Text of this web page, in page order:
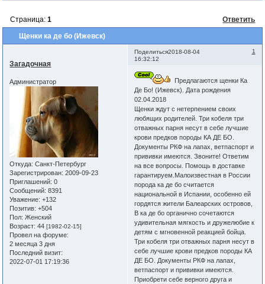
Щенки ка де бо (Ижевск)
Страница: 1 Ответить
Поделиться 1
2018-08-04
16:32:12
Загадочная
Администратор
Откуда: Санкт-Петербург
Зарегистрирован: 2009-09-23
Приглашений: 0
Сообщений: 8391
Уважение: +132
Позитив: +504
Пол: Женский
Возраст: 44[1982-02-15]
Провел на форуме:
2 месяца 3 дня
Последний визит:
2022-07-01 17:19:36
Предлагаются щенки Ка
Де Бо! (Ижевск). Дата рождения
02.04.2018
Щенки ждут с нетерпением своих
любящих родителей. Три кобеля три
отважных парня несут в себе лучшие
крови предков породы КА ДЕ БО.
Документы РКФ на лапах, ветпаспорт и
прививки имеются. Звоните! Ответим
на все вопросы. Помощь в доставке
гарантируем.Малоизвестная в России
порода ка де бо считается
национальной в Испании, особенно ей
гордятся жители Балеарских островов,
В ка де бо органично сочетаются
удивительная мягкость и дружелюбие к
детям с мгновенной реакцией бойца.
Три кобеля три отважных парня несут в
себе лучшие крови предков породы КА
ДЕ БО. Документы РКФ на лапах,
ветпаспорт и прививки имеются.
Приобрети себе верного друга и